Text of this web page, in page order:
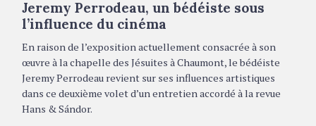
G
O
R
E
Jeremy Perrodeau, un bédéiste sous
l’influence du cinéma
En raison de l’exposition actuellement consacrée à son
œuvre à la chapelle des Jésuites à Chaumont, le bédéiste
Jeremy Perrodeau revient sur ses influences artistiques
dans ce deuxième volet d’un entretien accordé à la revue
Hans & Sándor.